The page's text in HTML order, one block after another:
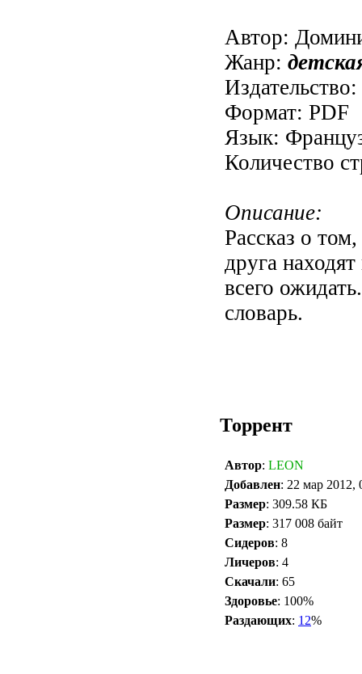
Автор:
Жанр:
Формат: PDF
Язык:
Количество
Описание:
Рассказ о
друга
всего
словарь.
Торрент
Автор: LEON
Добавлен: 22 мар 2012,
Размер: 309.58 КБ
Размер: 317 008 байт
Сидеров: 8
Личеров: 4
Скачали: 65
Здоровье: 100%
Раздающих: 12%